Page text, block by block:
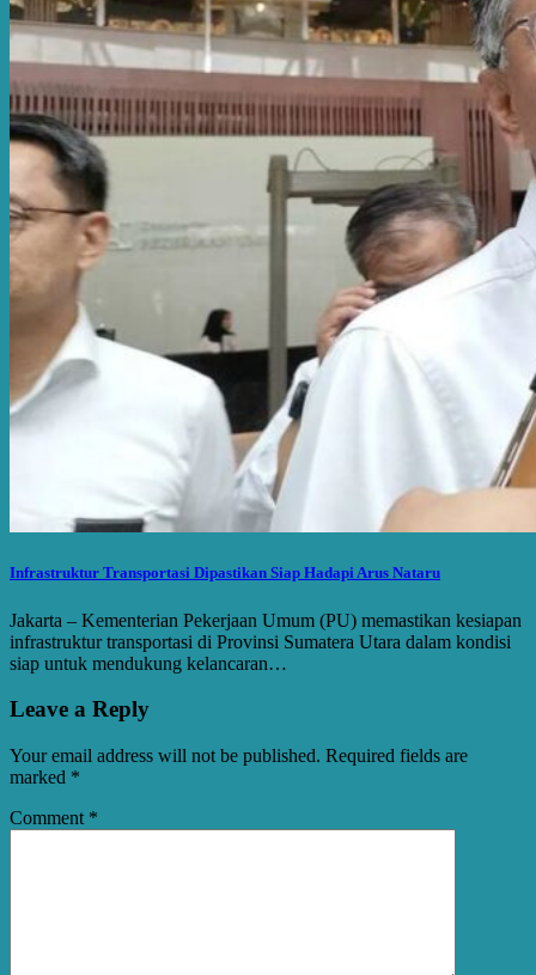
Infrastruktur Transportasi Dipastikan Siap Hadapi Arus Nataru
Jakarta – Kementerian Pekerjaan Umum (PU) memastikan kesiapan
infrastruktur transportasi di Provinsi Sumatera Utara dalam kondisi
siap untuk mendukung kelancaran…
Leave a Reply
Your email address will not be published. Required fields are
marked *
Comment *